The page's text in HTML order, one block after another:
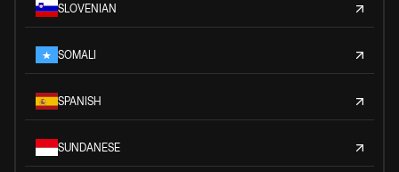
SLOVENIAN
SOMALI
SPANISH
SUNDANESE